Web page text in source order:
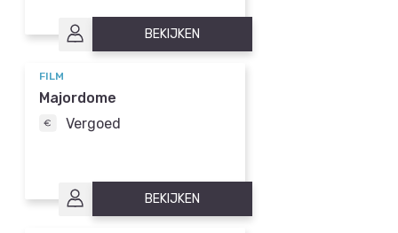
BEKIJKEN
FILM
Majordome
Vergoed
BEKIJKEN